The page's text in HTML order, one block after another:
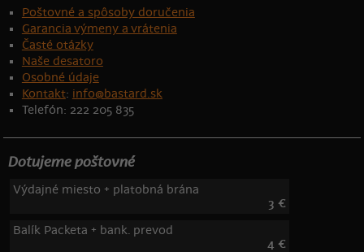
Poštovné a spôsoby doručenia
Garancia výmeny a vrátenia
Časté otázky
Naše desatoro
Osobné údaje
Kontakt: info@bastard.sk
Telefón: 222 205 835
Dotujeme poštovné
Výdajné miesto + platobná brána
3 €
Balík Packeta + bank. prevod
4 €